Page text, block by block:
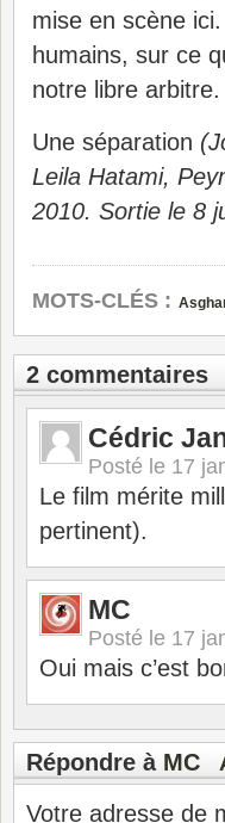
mise en scène
humains, sur ce
notre libre arbitre. ​
Une séparation
Leila Hatami,
2010. Sortie le 8
MOTS-CLÉS :
2 commentaires
Cédric
Posté le 17
Le film mérite
pertinent).
MC
Posté le 17
Oui mais c’est
Répondre à MC
Votre adresse de